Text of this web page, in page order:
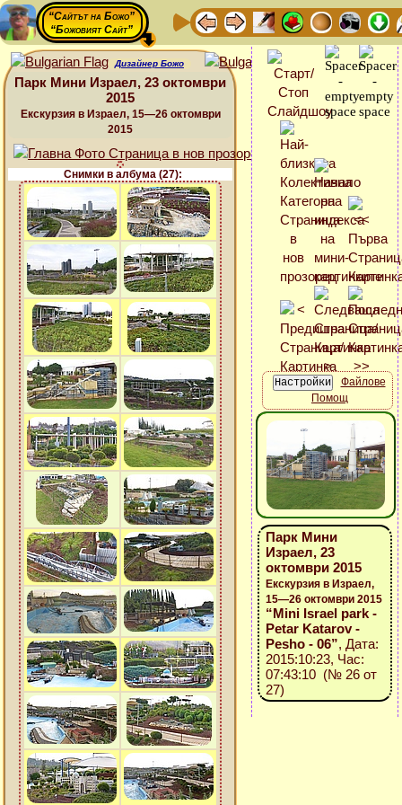
“Сайтът на Божо”
“Божовият Сайт”
Дизайнер Божо
Парк Мини Израел, 23 октомври
2015
Екскурзия в Израел, 15—26 октомври
2015
Снимки в албума (27):
Файлове
Помощ
Парк Мини
Израел, 23
октомври 2015
Екскурзия в Израел,
15—26 октомври 2015
“Mini Israel park -
Petar Katarov -
Pesho - 06”, Дата:
2015:10:23, Час:
07:43:10 (№ 26 от
27)